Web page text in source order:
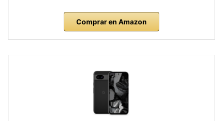
Comprar en Amazon